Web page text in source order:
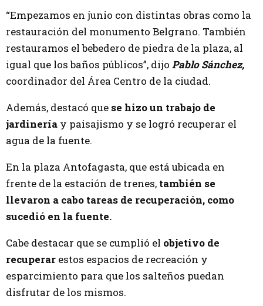
“Empezamos en junio con distintas obras como la
restauración del monumento Belgrano. También
restauramos el bebedero de piedra de la plaza, al
igual que los baños públicos”, dijo Pablo Sánchez,
coordinador del Área Centro de la ciudad.
Además, destacó que se hizo un trabajo de
jardinería y paisajismo y se logró recuperar el
agua de la fuente.
En la plaza Antofagasta, que está ubicada en
frente de la estación de trenes, también se
llevaron a cabo tareas de recuperación, como
sucedió en la fuente.
Cabe destacar que se cumplió el objetivo de
recuperar estos espacios de recreación y
esparcimiento para que los salteños puedan
disfrutar de los mismos.